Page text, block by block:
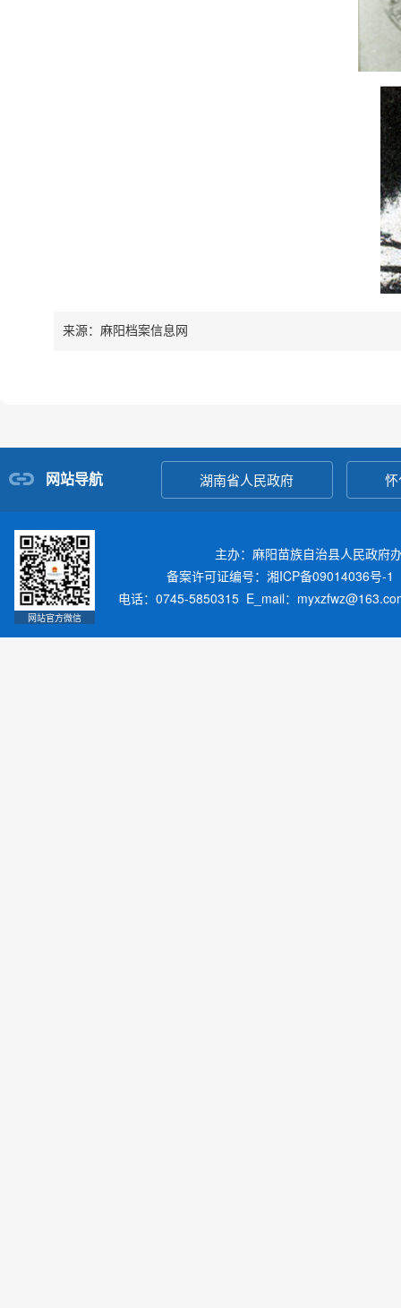
来源：麻阳档案信息网
网站导航 湖南省人民政府
网站官方微信
主办：麻阳苗族自治县人民政
备案许可证编号：湘ICP备09014036号-1
电话：0745-5850315 E_mail：